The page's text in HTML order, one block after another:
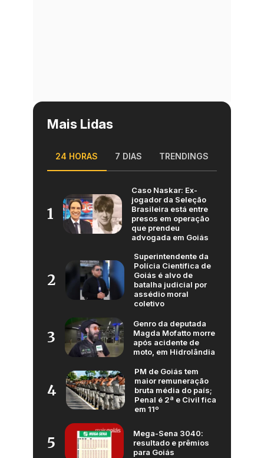
Mais Lidas
24 HORAS 7 DIAS TRENDINGS
1
Caso Naskar: Ex-
jogador da Seleção
Brasileira está entre
presos em operação
que prendeu
advogada em Goiás
2
Superintendente da
Polícia Científica de
Goiás é alvo de
batalha judicial por
assédio moral
coletivo
3
Genro da deputada
Magda Mofatto morre
após acidente de
moto, em Hidrolândia
4
PM de Goiás tem
maior remuneração
bruta média do país;
Penal é 2ª e Civil fica
em 11º
5
Mega-Sena 3040:
resultado e prêmios
para Goiás